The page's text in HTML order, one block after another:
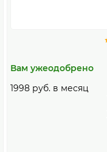
Вам ужеодобрено
1998 руб. в месяц